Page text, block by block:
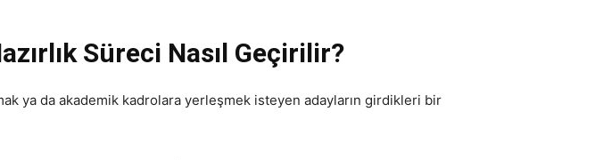
Süreci Nasıl Geçirilir?
ya da akademik kadrolara yerleşmek isteyen adayların girdikleri bir